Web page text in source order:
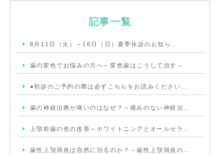
記事一覧
8月11日（火）～16日（日）夏季休診のお知ら…
歯の変色でお悩みの方へ～変色歯はこうして治す～
●初診のご予約の際は必ずこちらをお読みください…
歯の神経治療が痛いのはなぜ？～痛みのない神経治…
上顎前歯の色の改善～ホワイトニングとオールセラ…
歯性上顎洞炎は自然に治るのか？～歯性上顎洞炎の…